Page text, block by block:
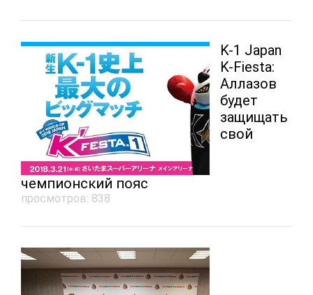
K-1 Japan
K-Fiesta:
Аллазов
будет
защищать
свой
чемпионский пояс
просмотров: 838